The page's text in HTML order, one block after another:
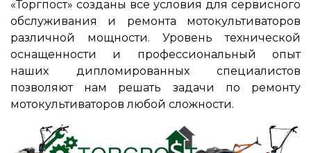
«Торгпост» созданы все условия для сервисного
обслуживания и ремонта мотокультиваторов
различной мощности. Уровень технической
оснащенности и профессиональный опыт
наших дипломированных специалистов
позволяют нам решать задачи по ремонту
мотокультиваторов любой сложности.